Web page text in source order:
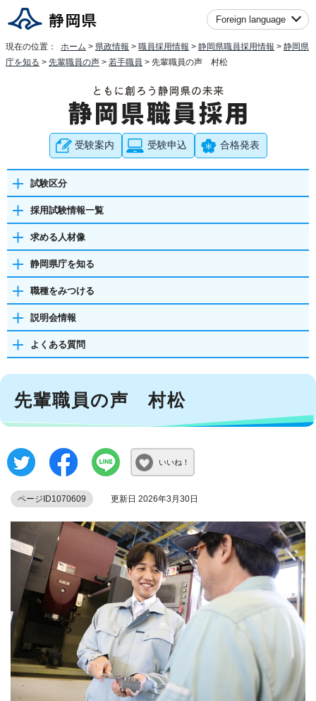
Foreign language
現在の位置： ホーム > 県政情報 > 職員採用情報 > 静岡県職員採用情報 > 静岡県
庁を知る > 先輩職員の声 > 若手職員 > 先輩職員の声 村松
受験案内 受験申込 合格発表
試験区分
採用試験情報一覧
求める人材像
静岡県庁を知る
職種をみつける
説明会情報
よくある質問
先輩職員の声 村松
いいね！
ページID1070609 更新日 2026年3月30日